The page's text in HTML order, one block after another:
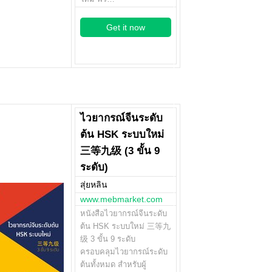
Get it now
ไวยากรณ์จีนระดับ
ต้น HSK ระบบใหม่
三等九级 (3 ขั้น 9
ระดับ)
สุ่ยหลิน
www.mebmarket.com
หนังสือไวยากรณ์จีนระดับ
ต้น HSK ระบบใหม่ 三等九
级 3 ขั้น 9 ระดับ
ครอบคลุมไวยากรณ์ระดับ
ต้นทั้งหมด สำหรับผู้